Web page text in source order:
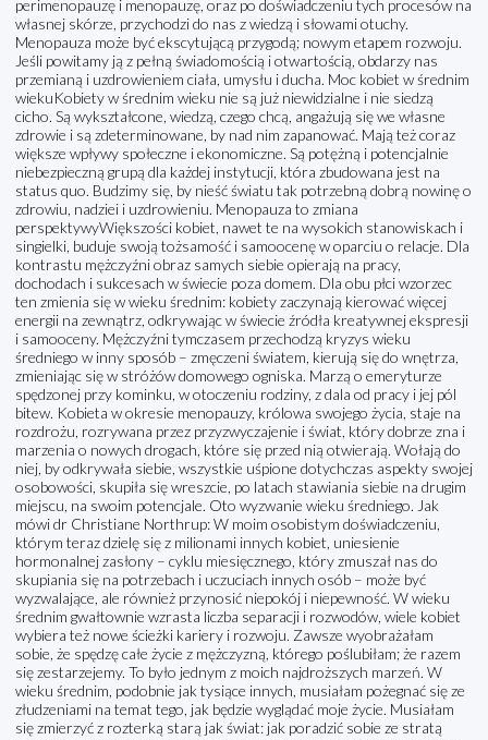
perimenopauzę i menopauzę, oraz po doświadczeniu tych procesów na
własnej skórze, przychodzi do nas z wiedzą i słowami otuchy.
Menopauza może być ekscytującą przygodą; nowym etapem rozwoju.
Jeśli powitamy ją z pełną świadomością i otwartością, obdarzy nas
przemianą i uzdrowieniem ciała, umysłu i ducha. Moc kobiet w średnim
wiekuKobiety w średnim wieku nie są już niewidzialne i nie siedzą
cicho. Są wykształcone, wiedzą, czego chcą, angażują się we własne
zdrowie i są zdeterminowane, by nad nim zapanować. Mają też coraz
większe wpływy społeczne i ekonomiczne. Są potężną i potencjalnie
niebezpieczną grupą dla każdej instytucji, która zbudowana jest na
status quo. Budzimy się, by nieść światu tak potrzebną dobrą nowinę o
zdrowiu, nadziei i uzdrowieniu. Menopauza to zmiana
perspektywyWiększości kobiet, nawet te na wysokich stanowiskach i
singielki, buduje swoją tożsamość i samoocenę w oparciu o relacje. Dla
kontrastu mężczyźni obraz samych siebie opierają na pracy,
dochodach i sukcesach w świecie poza domem. Dla obu płci wzorzec
ten zmienia się w wieku średnim: kobiety zaczynają kierować więcej
energii na zewnątrz, odkrywając w świecie źródła kreatywnej ekspresji
i samooceny. Mężczyźni tymczasem przechodzą kryzys wieku
średniego w inny sposób – zmęczeni światem, kierują się do wnętrza,
zmieniając się w stróżów domowego ogniska. Marzą o emeryturze
spędzonej przy kominku, w otoczeniu rodziny, z dala od pracy i jej pól
bitew. Kobieta w okresie menopauzy, królowa swojego życia, staje na
rozdrożu, rozrywana przez przyzwyczajenie i świat, który dobrze zna i
marzenia o nowych drogach, które się przed nią otwierają. Wołają do
niej, by odkrywała siebie, wszystkie uśpione dotychczas aspekty swojej
osobowości, skupiła się wreszcie, po latach stawiania siebie na drugim
miejscu, na swoim potencjale. Oto wyzwanie wieku średniego. Jak
mówi dr Christiane Northrup: W moim osobistym doświadczeniu,
którym teraz dzielę się z milionami innych kobiet, uniesienie
hormonalnej zasłony – cyklu miesięcznego, który zmuszał nas do
skupiania się na potrzebach i uczuciach innych osób – może być
wyzwalające, ale również przynosić niepokój i niepewność. W wieku
średnim gwałtownie wzrasta liczba separacji i rozwodów, wiele kobiet
wybiera też nowe ścieżki kariery i rozwoju. Zawsze wyobrażałam
sobie, że spędzę całe życie z mężczyzną, którego poślubiłam; że razem
się zestarzejemy. To było jednym z moich najdroższych marzeń. W
wieku średnim, podobnie jak tysiące innych, musiałam pożegnać się ze
złudzeniami na temat tego, jak będzie wyglądać moje życie. Musiałam
się zmierzyć z rozterką starą jak świat: jak poradzić sobie ze stratą